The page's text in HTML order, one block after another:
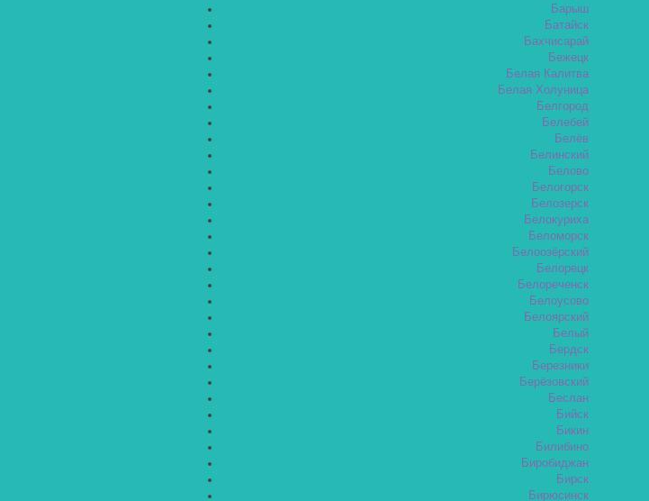
Барыш
Батайск
Бахчисарай
Бежецк
Белая Калитва
Белая Холуница
Белгород
Белебей
Белёв
Белинский
Белово
Белогорск
Белозерск
Белокуриха
Беломорск
Белоозёрский
Белорецк
Белореченск
Белоусово
Белоярский
Белый
Бердск
Березники
Берёзовский
Беслан
Бийск
Бикин
Билибино
Биробиджан
Бирск
Бирюсинск